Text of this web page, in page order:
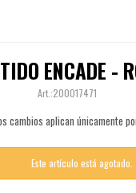
ENCADE -
200017471
cambios aplican únicamente
Este artículo está agotado.